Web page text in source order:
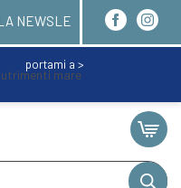
ISCRIVITI
portami a >